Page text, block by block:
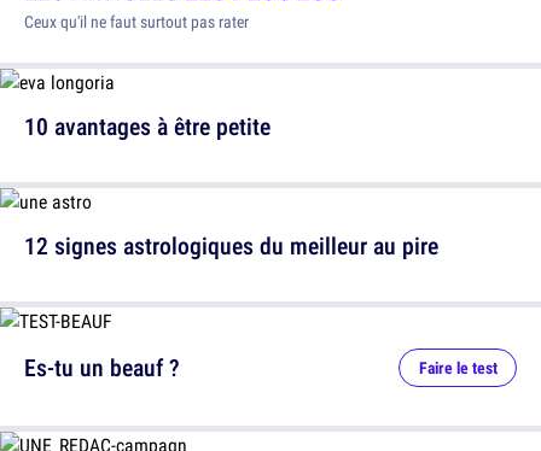
Ceux qu'il ne faut surtout pas rater
10 avantages à être petite
12 signes astrologiques du meilleur au pire
Es-tu un beauf ? Faire le test